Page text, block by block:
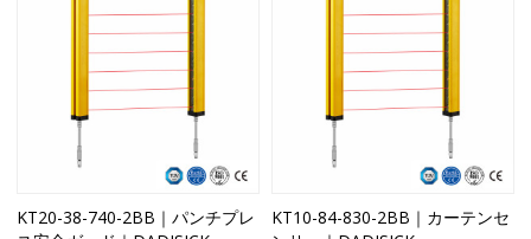
KT20-38-740-2BB｜パンチプレ
KT10-84-830-2BB｜カーテンセ